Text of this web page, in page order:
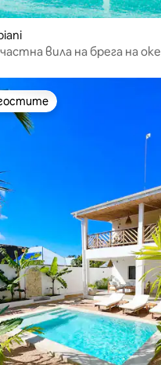
вила на брега на